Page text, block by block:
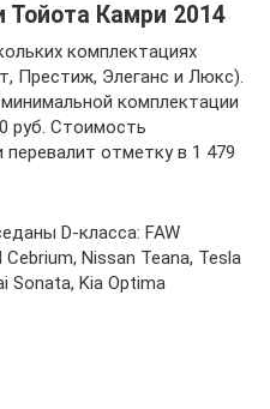
Камри 2014
комплектациях
Престиж, Элеганс и Люкс).
комплектации
руб. Стоимость
отметку в 1 479
D-класса: FAW
Nissan Teana, Tesla
Sonata, Kia Optima